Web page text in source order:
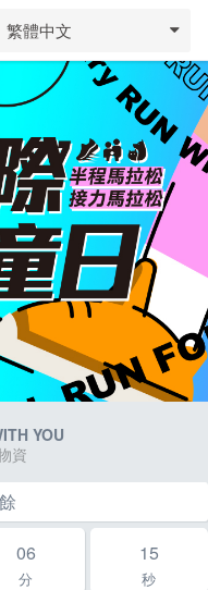
繁體中文
YOU
資
06
分
14
秒